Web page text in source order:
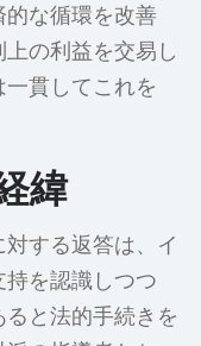
な循環を改善
の利益を交易し
貫してこれを
緯
する返答は、イ
を認識しつつ
と法的手続きを